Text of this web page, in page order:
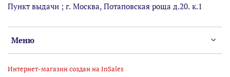
Меню
Пункт выдачи ; г. Москва, Потаповская роща д.20. к.1
Интернет-магазин создан на InSales